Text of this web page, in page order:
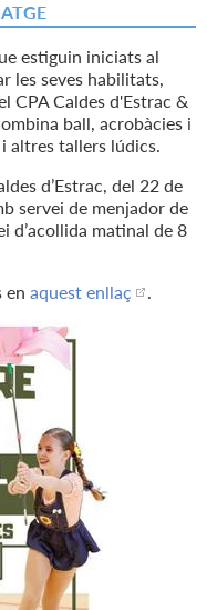
estiguin iniciats al
les seves habilitats,
CPA Caldes d'Estrac &
ball, acrobàcies i
altres tallers lúdics.
d’Estrac, del 22 de
servei de menjador de
d’acollida matinal de 8
en aquest enllaç .